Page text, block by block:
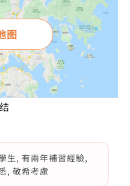
图
生, 有兩年補習經驗,
, 敬希考慮